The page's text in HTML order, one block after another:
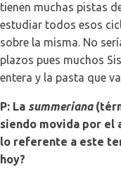
tienen muchas pistas
estudiar todos esos
sobre la misma. No
plazos pues muchos
entera y la pasta que
P: La summeriana
siendo movida por el
lo referente a este
hoy?